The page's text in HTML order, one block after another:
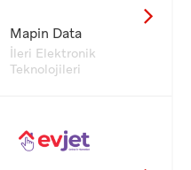
Mapin Data
İleri Elektronik
Teknolojileri